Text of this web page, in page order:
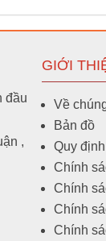
tắc C - 2
đầu
,
GIỚI
Về
Bản đồ
Quy
Chính
Chính
Chính
Chính